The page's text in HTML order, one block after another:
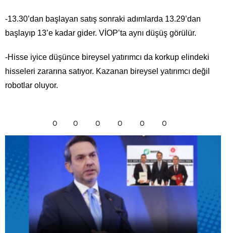
-13.30’dan başlayan satış sonraki adımlarda 13.29’dan
başlayıp 13’e kadar gider. VİOP’ta aynı düşüş görülür.
-Hisse iyice düşünce bireysel yatırımcı da korkup elindeki
hisseleri zararına satıyor. Kazanan bireysel yatırımcı değil
robotlar oluyor.
0 0 0 0 0 0